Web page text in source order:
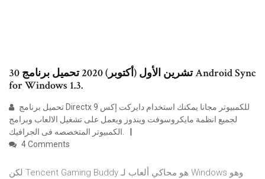
30 تشرين الأول (أكتوبر) 2020 تحميل برنامج Android Sync
for Windows 1.3.
لجميع انظمة مايكروسوفت ويندوز ويعمل على تشغيل الالعاب وبرامج
الكمبيوتر المتخصصه فى الجرافيك.
4 Comments
لكن Tencent Gaming Buddy هو محاكي ألعاب لـ Windows وهو